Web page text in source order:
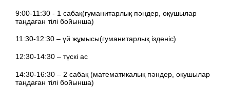
9:00-11:30 - 1 сабақ(гуманитарлық пәндер, оқушылар
таңдаған тілі бойынша)
11:30-12:30 – үй жұмысы(гуманитарлық ізденіс)
12:30-14:30 – түскі ас
14:30-16:30 – 2 сабақ (математикалық пәндер, оқушылар
таңдаған тілі бойынша)